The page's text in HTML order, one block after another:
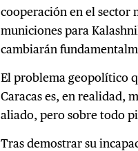
cooperación en el sector
municiones para
cambiarán
El problema geopolítico
Caracas es, en realidad,
aliado, pero sobre todo
Tras demostrar su